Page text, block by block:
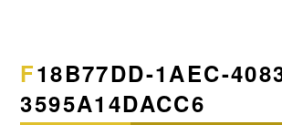
F18B77DD-1AEC-4083-B3FC-
3595A14DACC6